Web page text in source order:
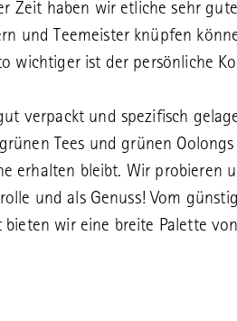
Zeit haben wir etliche sehr gute
und Teemeister knüpfen
wichtiger ist der persönliche
verpackt und spezifisch
Tees und grünen
erhalten bleibt. Wir probieren
und als Genuss! Vom
wir eine breite Palette